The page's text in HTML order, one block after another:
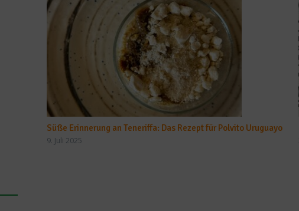
Süße Erinnerung an Teneriffa: Das Rezept für Polvito Uruguayo
9. Juli 2025